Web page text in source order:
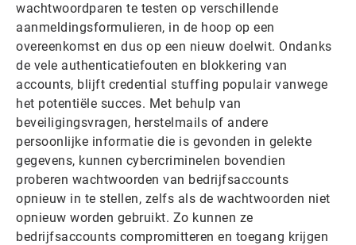
wachtwoordparen te testen op verschillende
aanmeldingsformulieren, in de hoop op een
overeenkomst en dus op een nieuw doelwit. Ondanks
de vele authenticatiefouten en blokkering van
accounts, blijft credential stuffing populair vanwege
het potentiële succes. Met behulp van
beveiligingsvragen, herstelmails of andere
persoonlijke informatie die is gevonden in gelekte
gegevens, kunnen cybercriminelen bovendien
proberen wachtwoorden van bedrijfsaccounts
opnieuw in te stellen, zelfs als de wachtwoorden niet
opnieuw worden gebruikt. Zo kunnen ze
bedrijfsaccounts compromitteren en toegang krijgen